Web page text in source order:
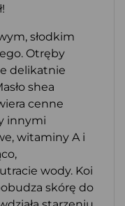
słodkim
Otręby
delikatnie
shea
cenne
innymi
witaminy A i
wody. Koi
skórę do